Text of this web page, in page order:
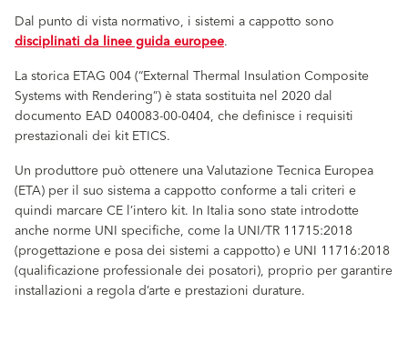
Dal punto di vista normativo, i sistemi a cappotto sono
disciplinati da linee guida europee.
La storica ETAG 004 (“External Thermal Insulation Composite
Systems with Rendering”) è stata sostituita nel 2020 dal
documento EAD 040083-00-0404, che definisce i requisiti
prestazionali dei kit ETICS.
Un produttore può ottenere una Valutazione Tecnica Europea
(ETA) per il suo sistema a cappotto conforme a tali criteri e
quindi marcare CE l’intero kit. In Italia sono state introdotte
anche norme UNI specifiche, come la UNI/TR 11715:2018
(progettazione e posa dei sistemi a cappotto) e UNI 11716:2018
(qualificazione professionale dei posatori), proprio per garantire
installazioni a regola d’arte e prestazioni durature.